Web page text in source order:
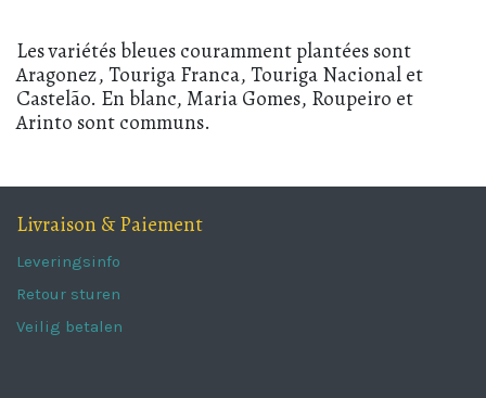
Les variétés bleues couramment plantées sont
Aragonez, Touriga Franca, Touriga Nacional et
Castelão. En blanc, Maria Gomes, Roupeiro et
Arinto sont communs.
Livraison & Paiement
Leveringsinfo
Retour sturen
Veilig betalen